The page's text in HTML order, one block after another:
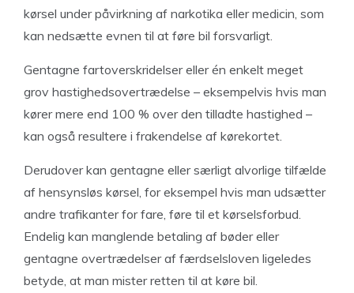
kørsel under påvirkning af narkotika eller medicin, som
kan nedsætte evnen til at føre bil forsvarligt.
Gentagne fartoverskridelser eller én enkelt meget
grov hastighedsovertrædelse – eksempelvis hvis man
kører mere end 100 % over den tilladte hastighed –
kan også resultere i frakendelse af kørekortet.
Derudover kan gentagne eller særligt alvorlige tilfælde
af hensynsløs kørsel, for eksempel hvis man udsætter
andre trafikanter for fare, føre til et kørselsforbud.
Endelig kan manglende betaling af bøder eller
gentagne overtrædelser af færdselsloven ligeledes
betyde, at man mister retten til at køre bil.